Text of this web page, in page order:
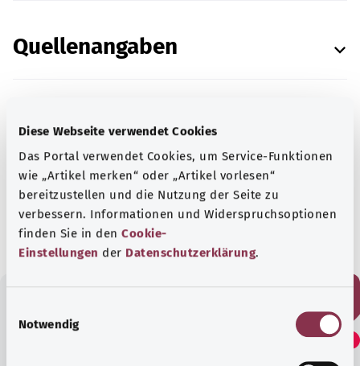
Diese Webseite verwendet Cookies
Das Portal verwendet Cookies, um Service-Funktionen
wie „Artikel merken“ oder „Artikel vorlesen“
bereitzustellen und die Nutzung der Seite zu
verbessern. Informationen und Widerspruchsoptionen
finden Sie in den Cookie-
Einstellungen der Datenschutzerklärung.
Notwendig
Quellenangaben
und Wirtschaftlichkeit im Gesundheitswesen
(IQWiG).
Stand:10.05.2022
Fanden Sie diesen Artikel